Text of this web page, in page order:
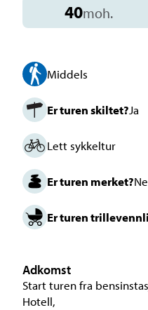
40moh.
Middels
Er turen skiltet?Ja
Lett sykkeltur
Er turen merket?
Er turen
Adkomst
Start turen fra
Hotell,